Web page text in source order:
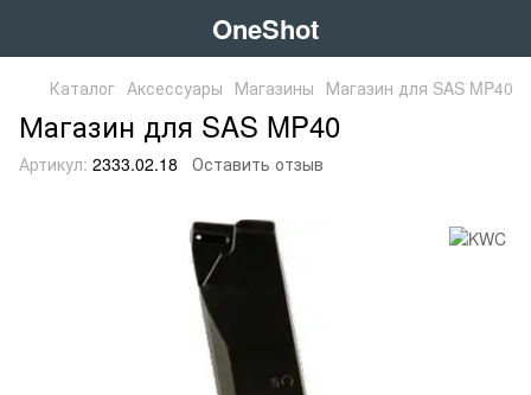
OneShot
Каталог Аксессуары Магазины Магазин для SAS MP40
Магазин для SAS MP40
Артикул: 2333.02.18 Оставить отзыв